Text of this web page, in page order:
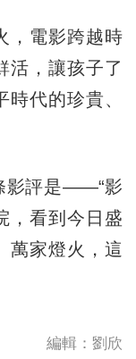
電影跨越時
活，讓孩子了
代的珍貴、
評是——“影
，看到今日盛
萬家燈火，這
編輯：劉欣